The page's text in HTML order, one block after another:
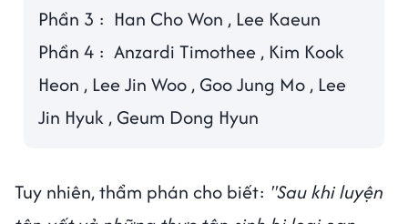
Phần 3 : Han Cho Won , Lee Kaeun
Phần 4 : Anzardi Timothee , Kim Kook
Heon , Lee Jin Woo , Goo Jung Mo , Lee
Jin Hyuk , Geum Dong Hyun
Tuy nhiên, thẩm phán cho biết: "Sau khi luyện